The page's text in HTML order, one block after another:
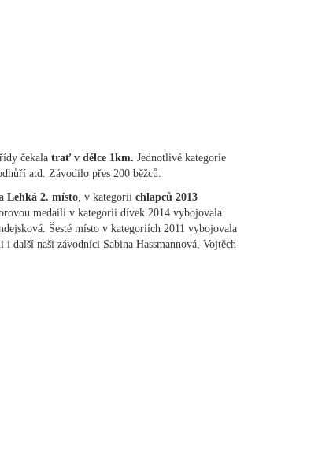
čekala trať v délce 1km. Jednotlivé kategorie
atd. Závodilo přes 200 běžců.
Lehká 2. místo , v kategorii chlapců 2013
medaili v kategorii dívek 2014 vybojovala
Šesté místo v kategoriích 2011 vybojovala
další naši závodníci Sabina Hassmannová, Vojtěch